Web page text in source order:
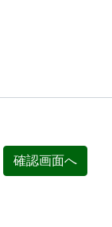
確認画面へ